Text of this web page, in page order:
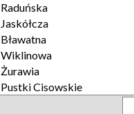
Raduńska
Jaskółcza
Bławatna
Wiklinowa
Żurawia
Pustki Cisowskie